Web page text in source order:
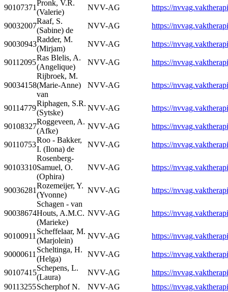
90107371
Pronk, V.R.
(Valerie)
NVV-AG https://
90032007
Raaf, S.
(Sabine) de
NVV-AG https://
90030943
Radder, M.
(Mirjam)
NVV-AG https://
90112095
Ras Blelis, A.
(Angelique)
NVV-AG https://
90034158
Rijbroek, M.
(Marie-Anne)
van
NVV-AG https://
90114779
Riphagen, S.R.
(Sytske)
NVV-AG https://
90108327
Roggeveen, A.
(Afke)
NVV-AG https://
90110753
Roo - Bakker,
I. (Ilona) de
NVV-AG https://
90103310
Rosenberg-
Samuel, O.
(Ophira)
NVV-AG https://
90036281
Rozemeijer, Y.
(Yvonne)
NVV-AG https://
90038674
Schagen - van
Houts, A.M.C.
(Marieke)
NVV-AG https://
90100911
Scheffelaar, M.
(Marjolein)
NVV-AG https://
90000611
Scheltinga, H.
(Helga)
NVV-AG https://
90107415
Schepens, L.
(Laura)
NVV-AG
https://
90113255Scherphof N. NVV-AG
https://